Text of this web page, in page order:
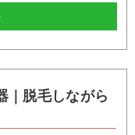
｜脱毛しながら